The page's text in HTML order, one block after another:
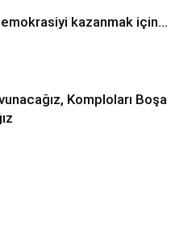
kazanmak için…
Komploları Boşa